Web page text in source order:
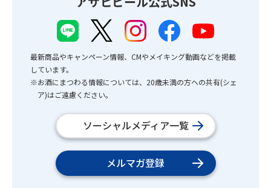
最新商品やキャンペーン情報、CMやメイキング動画などを掲載
しています。
※お酒にまつわる情報については、20歳未満の方への共有(シェ
ア)はご遠慮ください。
ソーシャルメディア一覧
メルマガ登録